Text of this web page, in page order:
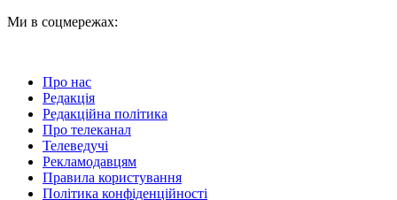
Ми в соцмережах:
Про нас
Редакція
Редакційна політика
Про телеканал
Телеведучі
Рекламодавцям
Правила користування
Політика конфіденційності